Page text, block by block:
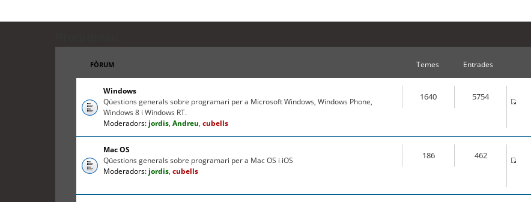
FÒRUM Temes Entrades
Windows
Qüestions generals sobre programari per a Microsoft Windows, Windows Phone,
Windows 8 i Windows RT.
Moderadors: jordis, Andreu, cubells
1640 5754
Mac OS
Qüestions generals sobre programari per a Mac OS i iOS
Moderadors: jordis, cubells
186 462